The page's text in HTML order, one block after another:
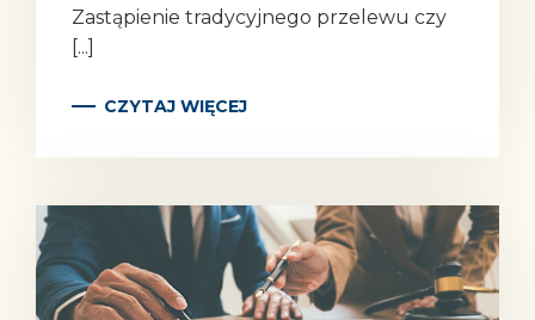
Zastąpienie tradycyjnego przelewu czy
[...]
CZYTAJ WIĘCEJ